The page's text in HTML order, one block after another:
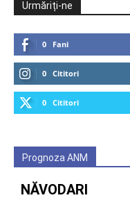
Urmăriți-ne
0 Fani
0 Cititori
0 Cititori
Prognoza ANM
NĂVODARI